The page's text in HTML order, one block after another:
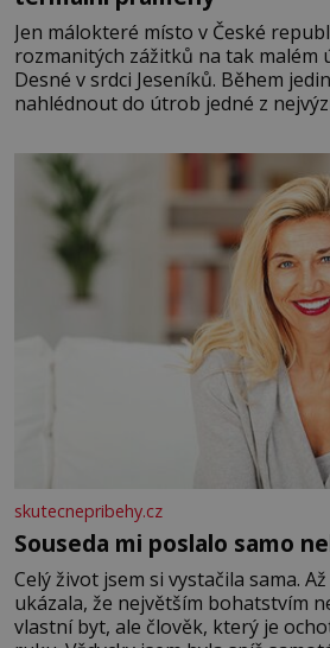
Jen málokteré místo v České
rozmanitých zážitků na tak malém
Desné v srdci Jeseníků. Během
nahlédnout do útrob jedné z
se na koloběžce a den zakončit
Velkých Losinách nebo v termálním
skutecnepribehy.cz
Souseda mi poslalo samo
Celý život jsem si vystačila sama.
ukázala, že největším bohatstvím
vlastní byt, ale člověk, který je